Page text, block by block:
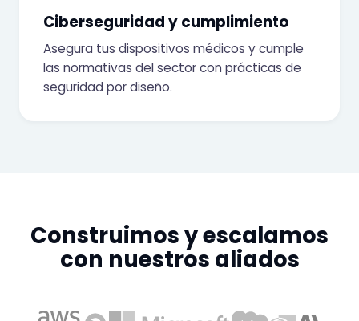
Ciberseguridad y cumplimiento
Asegura tus dispositivos médicos y cumple
las normativas del sector con prácticas de
seguridad por diseño.
Construimos y escalamos
con nuestros aliados